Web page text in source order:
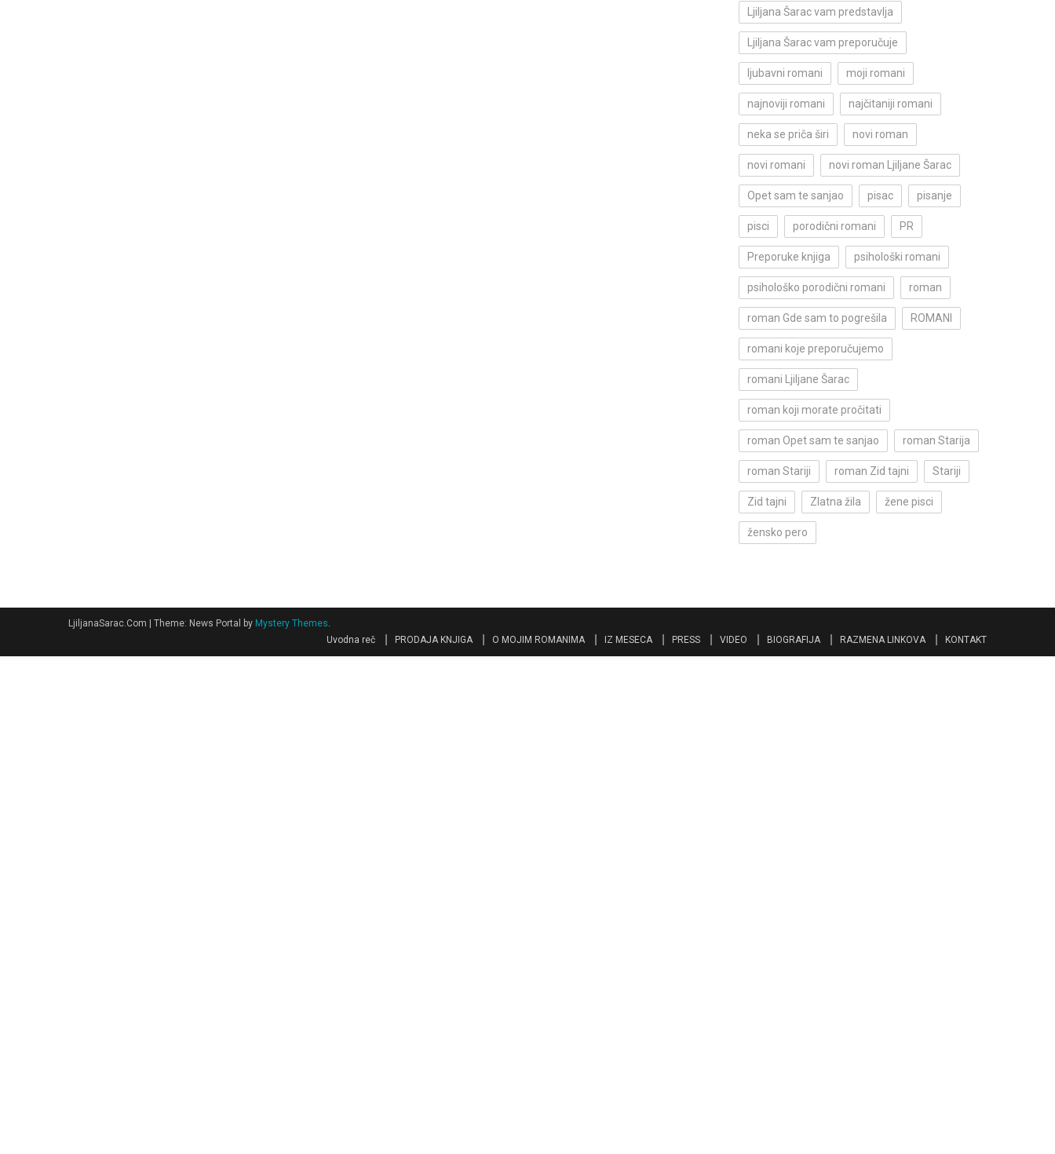
Ljiljana Šarac vam predstavlja
Ljiljana Šarac vam preporučuje
ljubavni romani moji romani
najnoviji romani najčitaniji romani
neka se priča širi novi roman
novi romani novi roman Ljiljane Šarac
Opet sam te sanjao pisac pisanje
pisci porodični romani PR
Preporuke knjiga psihološki romani
psihološko porodični romani roman
roman Gde sam to pogrešila ROMANI
romani koje preporučujemo
romani Ljiljane Šarac
roman koji morate pročitati
roman Opet sam te sanjao roman Starija
roman Stariji roman Zid tajni Stariji
Zid tajni Zlatna žila žene pisci
žensko pero
LjiljanaSarac.Com Theme: News Portal by Mystery Themes.
Uvodna reč
PRODAJA KNJIGA O MOJIM ROMANIMA IZ MESECA PRESS VIDEO BIOGRAFIJA RAZMENA LINKOVA KONTAKT